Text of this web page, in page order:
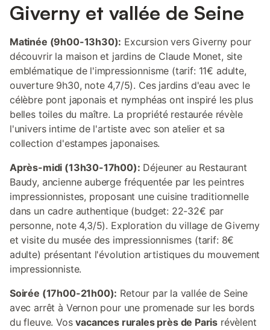
Giverny et vallée de Seine
Matinée (9h00-13h30): Excursion vers Giverny pour
découvrir la maison et jardins de Claude Monet, site
emblématique de l'impressionnisme (tarif: 11€ adulte,
ouverture 9h30, note 4,7/5). Ces jardins d'eau avec le
célèbre pont japonais et nymphéas ont inspiré les plus
belles toiles du maître. La propriété restaurée révèle
l'univers intime de l'artiste avec son atelier et sa
collection d'estampes japonaises.
Après-midi (13h30-17h00): Déjeuner au Restaurant
Baudy, ancienne auberge fréquentée par les peintres
impressionnistes, proposant une cuisine traditionnelle
dans un cadre authentique (budget: 22-32€ par
personne, note 4,3/5). Exploration du village de Giverny
et visite du musée des impressionnismes (tarif: 8€
adulte) présentant l'évolution artistiques du mouvement
impressionniste.
Soirée (17h00-21h00): Retour par la vallée de Seine
avec arrêt à Vernon pour une promenade sur les bords
du fleuve. Vosvacances rurales près de Paris révèlent